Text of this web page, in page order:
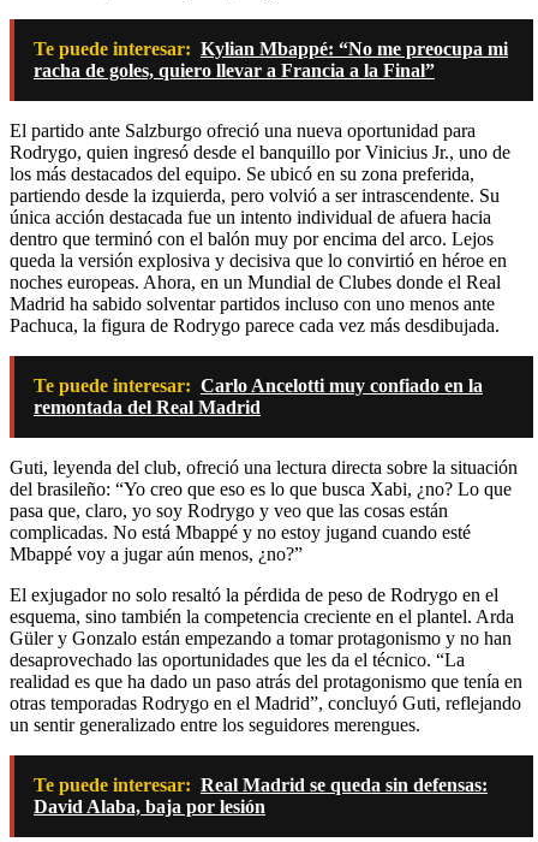
Te puede interesar: Kylian Mbappé: “No me preocupa mi
racha de goles, quiero llevar a Francia a la Final”
El partido ante Salzburgo ofreció una nueva oportunidad para
Rodrygo, quien ingresó desde el banquillo por Vinicius Jr., uno de
los más destacados del equipo. Se ubicó en su zona preferida,
partiendo desde la izquierda, pero volvió a ser intrascendente. Su
única acción destacada fue un intento individual de afuera hacia
dentro que terminó con el balón muy por encima del arco. Lejos
queda la versión explosiva y decisiva que lo convirtió en héroe en
noches europeas. Ahora, en un Mundial de Clubes donde el Real
Madrid ha sabido solventar partidos incluso con uno menos ante
Pachuca, la figura de Rodrygo parece cada vez más desdibujada.
Te puede interesar: Carlo Ancelotti muy confiado en la
remontada del Real Madrid
Guti, leyenda del club, ofreció una lectura directa sobre la situación
del brasileño: “Yo creo que eso es lo que busca Xabi, ¿no? Lo que
pasa que, claro, yo soy Rodrygo y veo que las cosas están
complicadas. No está Mbappé y no estoy jugand cuando esté
Mbappé voy a jugar aún menos, ¿no?”
El exjugador no solo resaltó la pérdida de peso de Rodrygo en el
esquema, sino también la competencia creciente en el plantel. Arda
Güler y Gonzalo están empezando a tomar protagonismo y no han
desaprovechado las oportunidades que les da el técnico. “La
realidad es que ha dado un paso atrás del protagonismo que tenía en
otras temporadas Rodrygo en el Madrid”, concluyó Guti, reflejando
un sentir generalizado entre los seguidores merengues.
Te puede interesar: Real Madrid se queda sin defensas:
David Alaba, baja por lesión